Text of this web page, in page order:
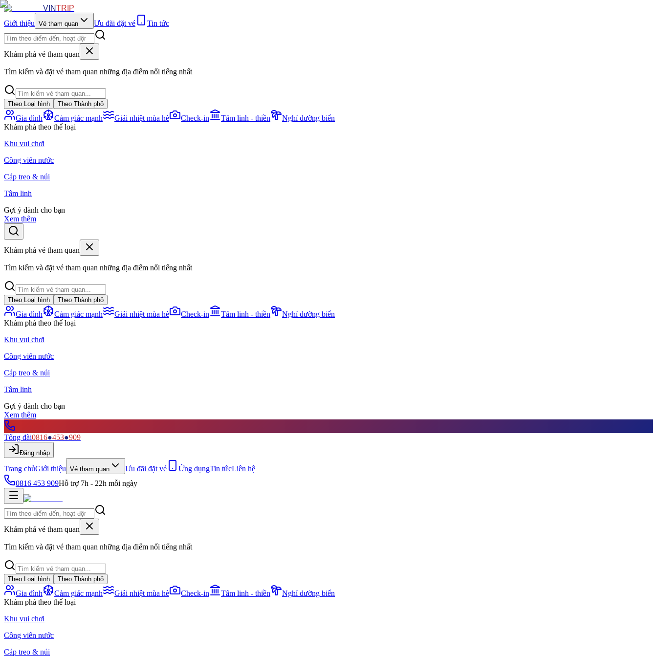
VINTRIP
Giới thiệu Vé tham quan Ưu đãi đặt vé Tin tức
Khám phá vé tham quan
Tìm kiếm và đặt vé tham quan những địa điểm nổi tiếng nhất
Theo Loại hình Theo Thành phố
Gia đình Cảm giác mạnh Giải nhiệt mùa hè Check-in Tâm linh - thiền
Nghỉ dưỡng biển
Khám phá theo thể loại
Khu vui chơi
Công viên nước
Cáp treo & núi
Tâm linh
Gợi ý dành cho bạn
Xem thêm
Khám phá vé tham quan
Tìm kiếm và đặt vé tham quan những địa điểm nổi tiếng nhất
Theo Loại hình Theo Thành phố
Gia đình Cảm giác mạnh Giải nhiệt mùa hè Check-in Tâm linh - thiền
Nghỉ dưỡng biển
Khám phá theo thể loại
Khu vui chơi
Công viên nước
Cáp treo & núi
Tâm linh
Gợi ý dành cho bạn
Xem thêm
Tổng đài0816●453●909
Đăng nhập
Trang chủGiới thiệu Vé tham quan Ưu đãi đặt vé Ứng dụngTin tứcLiên hệ
0816 453 909Hỗ trợ 7h - 22h mỗi ngày
Khám phá vé tham quan
Tìm kiếm và đặt vé tham quan những địa điểm nổi tiếng nhất
Theo Loại hình Theo Thành phố
Gia đình Cảm giác mạnh Giải nhiệt mùa hè Check-in Tâm linh - thiền
Nghỉ dưỡng biển
Khám phá theo thể loại
Khu vui chơi
Công viên nước
Cáp treo & núi